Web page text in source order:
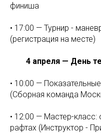
финиша
• 17:00 — Турнир -
(регистрация на месте)
4 апреля — День
• 10:00 —
(Сборная команда
• 12:00 — Мастер-класс:
рафтах (Инструктор -